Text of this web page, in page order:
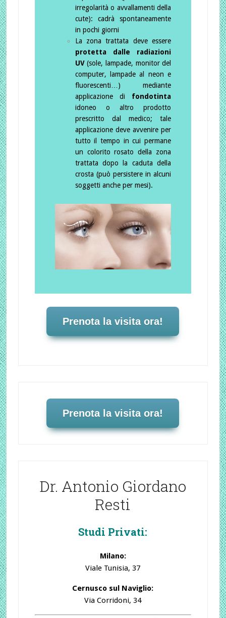
irregolarità o avvallamenti della
cute): cadrà spontaneamente
in pochi giorni
La zona trattata deve essere
protetta dalle radiazioni
UV(sole, lampade, monitor del
computer, lampade al neon e
fluorescenti…) mediante
applicazione di fondotinta
idoneo o altro prodotto
prescritto dal medico; tale
applicazione deve avvenire per
tutto il tempo in cui permane
un colorito rosato della zona
trattata dopo la caduta della
crosta (può persistere in alcuni
soggetti anche per mesi).
Prenota la visita ora!
Prenota la visita ora!
Dr. Antonio Giordano
Resti
Studi Privati:
Milano:
Viale Tunisia, 37
Cernusco sul Naviglio:
Via Corridoni, 34